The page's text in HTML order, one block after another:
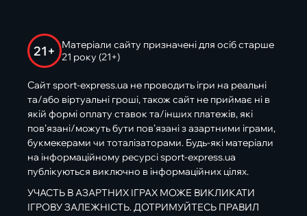
21+
Матеріали сайту призначені для осіб старше
21 року (21+)
Сайт sport-express.ua не проводить ігри на реальні
та/або віртуальні гроші, також сайт не приймає ні в
якій формі оплату ставок та/інших платежів, які
пов’язані/можуть бути пов’язані з азартними іграми,
букмекерами чи тоталізаторами. Будь-які матеріали
на інформаційному ресурсі sport-express.ua
публікуються виключно в інформаційних цілях.
УЧАСТЬ В АЗАРТНИХ ІГРАХ МОЖЕ ВИКЛИКАТИ
ІГРОВУ ЗАЛЕЖНІСТЬ. ДОТРИМУЙТЕСЬ ПРАВИЛ